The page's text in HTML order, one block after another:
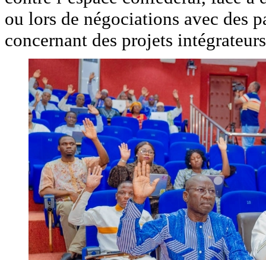
ou lors de négociations avec des
concernant des projets